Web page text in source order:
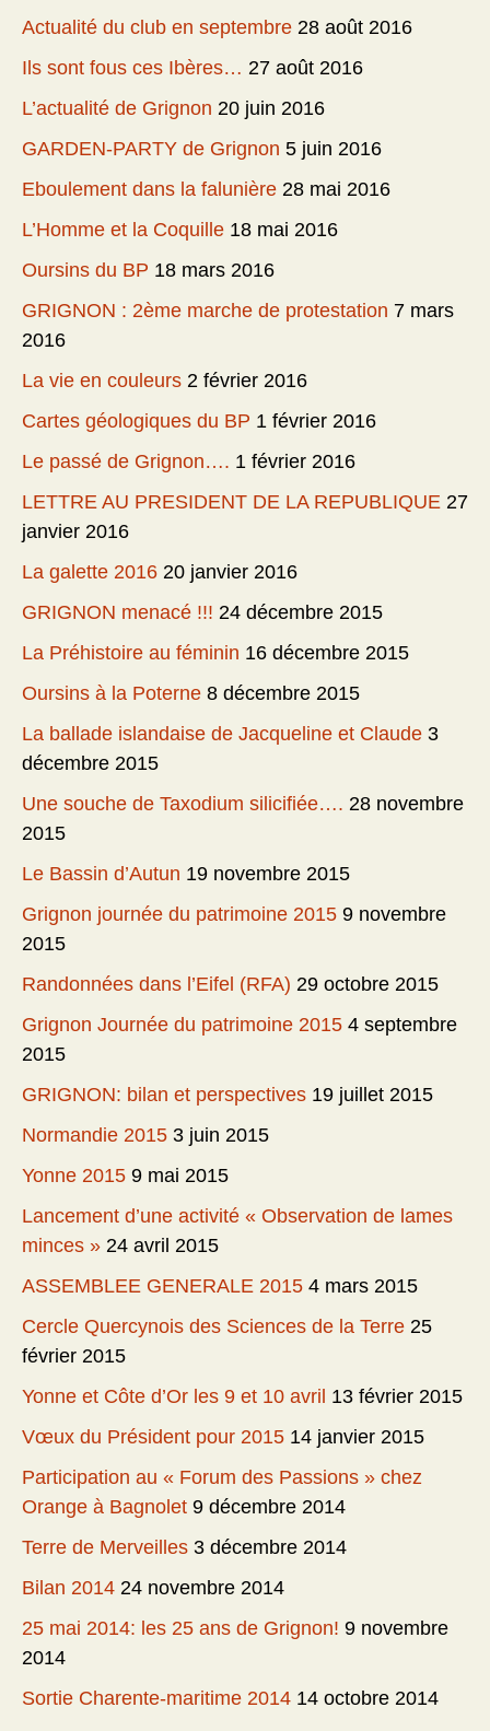
Actualité du club en septembre 28 août 2016
Ils sont fous ces Ibères… 27 août 2016
L’actualité de Grignon 20 juin 2016
GARDEN-PARTY de Grignon 5 juin 2016
Eboulement dans la falunière 28 mai 2016
L’Homme et la Coquille 18 mai 2016
Oursins du BP 18 mars 2016
GRIGNON : 2ème marche de protestation 7 mars
2016
La vie en couleurs 2 février 2016
Cartes géologiques du BP 1 février 2016
Le passé de Grignon…. 1 février 2016
LETTRE AU PRESIDENT DE LA REPUBLIQUE 27
janvier 2016
La galette 2016 20 janvier 2016
GRIGNON menacé !!! 24 décembre 2015
La Préhistoire au féminin 16 décembre 2015
Oursins à la Poterne 8 décembre 2015
La ballade islandaise de Jacqueline et Claude 3
décembre 2015
Une souche de Taxodium silicifiée…. 28 novembre
2015
Le Bassin d’Autun 19 novembre 2015
Grignon journée du patrimoine 2015 9 novembre
2015
Randonnées dans l’Eifel (RFA) 29 octobre 2015
Grignon Journée du patrimoine 2015 4 septembre
2015
GRIGNON: bilan et perspectives 19 juillet 2015
Normandie 2015 3 juin 2015
Yonne 2015 9 mai 2015
Lancement d’une activité « Observation de lames
minces » 24 avril 2015
ASSEMBLEE GENERALE 2015 4 mars 2015
Cercle Quercynois des Sciences de la Terre 25
février 2015
Yonne et Côte d’Or les 9 et 10 avril 13 février 2015
Vœux du Président pour 2015 14 janvier 2015
Participation au « Forum des Passions » chez
Orange à Bagnolet 9 décembre 2014
Terre de Merveilles 3 décembre 2014
Bilan 2014 24 novembre 2014
25 mai 2014: les 25 ans de Grignon! 9 novembre
2014
Sortie Charente-maritime 2014 14 octobre 2014